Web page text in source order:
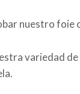
nuestro foie
variedad